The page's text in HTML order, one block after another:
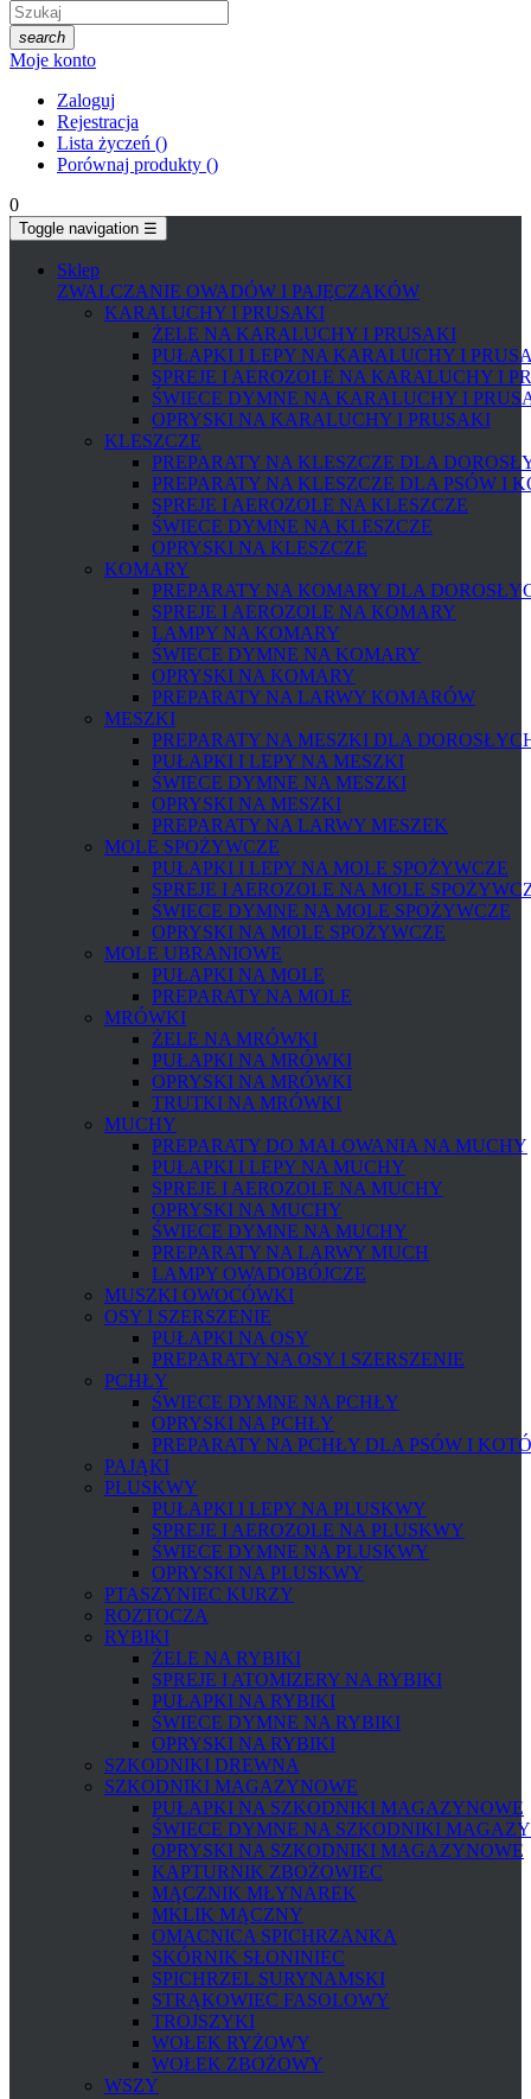
search
Moje konto
Zaloguj
Rejestracja
Lista życzeń ()
Porównaj produkty ()
0
Toggle navigation ☰
Sklep
ZWALCZANIE OWADÓW I PAJĘCZAKÓW
KARALUCHY I PRUSAKI
ŻELE NA KARALUCHY I PRUSAKI
PUŁAPKI I LEPY NA KARALUCHY I
SPREJE I AEROZOLE NA KARALUCHY I
ŚWIECE DYMNE NA KARALUCHY I
OPRYSKI NA KARALUCHY I PRUSAKI
KLESZCZE
PREPARATY NA KLESZCZE DLA
PREPARATY NA KLESZCZE DLA PSÓW I
SPREJE I AEROZOLE NA KLESZCZE
ŚWIECE DYMNE NA KLESZCZE
OPRYSKI NA KLESZCZE
KOMARY
PREPARATY NA KOMARY DLA
SPREJE I AEROZOLE NA KOMARY
LAMPY NA KOMARY
ŚWIECE DYMNE NA KOMARY
OPRYSKI NA KOMARY
PREPARATY NA LARWY KOMARÓW
MESZKI
PREPARATY NA MESZKI DLA
PUŁAPKI I LEPY NA MESZKI
ŚWIECE DYMNE NA MESZKI
OPRYSKI NA MESZKI
PREPARATY NA LARWY MESZEK
MOLE SPOŻYWCZE
PUŁAPKI I LEPY NA MOLE SPOŻYWCZE
SPREJE I AEROZOLE NA MOLE
ŚWIECE DYMNE NA MOLE SPOŻYWCZE
OPRYSKI NA MOLE SPOŻYWCZE
MOLE UBRANIOWE
PUŁAPKI NA MOLE
PREPARATY NA MOLE
MRÓWKI
ŻELE NA MRÓWKI
PUŁAPKI NA MRÓWKI
OPRYSKI NA MRÓWKI
TRUTKI NA MRÓWKI
MUCHY
PREPARATY DO MALOWANIA NA MUCHY
PUŁAPKI I LEPY NA MUCHY
SPREJE I AEROZOLE NA MUCHY
OPRYSKI NA MUCHY
ŚWIECE DYMNE NA MUCHY
PREPARATY NA LARWY MUCH
LAMPY OWADOBÓJCZE
MUSZKI OWOCÓWKI
OSY I SZERSZENIE
PUŁAPKI NA OSY
PREPARATY NA OSY I SZERSZENIE
PCHŁY
ŚWIECE DYMNE NA PCHŁY
OPRYSKI NA PCHŁY
PREPARATY NA PCHŁY DLA PSÓW I
PAJĄKI
PLUSKWY
PUŁAPKI I LEPY NA PLUSKWY
SPREJE I AEROZOLE NA PLUSKWY
ŚWIECE DYMNE NA PLUSKWY
OPRYSKI NA PLUSKWY
PTASZYNIEC KURZY
ROZTOCZA
RYBIKI
ŻELE NA RYBIKI
SPREJE I ATOMIZERY NA RYBIKI
PUŁAPKI NA RYBIKI
ŚWIECE DYMNE NA RYBIKI
OPRYSKI NA RYBIKI
SZKODNIKI DREWNA
SZKODNIKI MAGAZYNOWE
PUŁAPKI NA SZKODNIKI MAGAZYNOWE
ŚWIECE DYMNE NA SZKODNIKI
OPRYSKI NA SZKODNIKI MAGAZYNOWE
KAPTURNIK ZBOŻOWIEC
MĄCZNIK MŁYNAREK
MKLIK MĄCZNY
OMACNICA SPICHRZANKA
SKÓRNIK SŁONINIEC
SPICHRZEL SURYNAMSKI
STRĄKOWIEC FASOLOWY
TROJSZYKI
WOŁEK RYŻOWY
WOŁEK ZBOŻOWY
WSZY